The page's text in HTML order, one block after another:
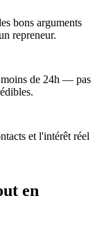
bons arguments
repreneur.
moins de 24h — pas
et l'intérêt réel
en